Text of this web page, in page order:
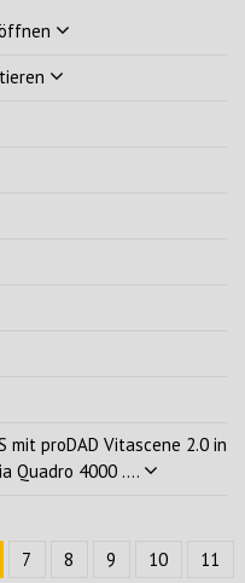
mit proDAD Vitascene 2.0 in
Quadro 4000 ....
7 8 9 10 11